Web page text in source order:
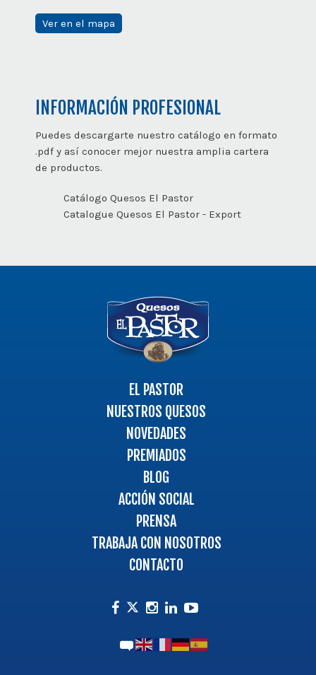
Ver en el mapa
INFORMACIÓN PROFESIONAL
Puedes descargarte nuestro catálogo en formato
.pdf y así conocer mejor nuestra amplia cartera
de productos.
Catálogo Quesos El Pastor
Catalogue Quesos El Pastor - Export
EL PASTOR
NUESTROS QUESOS
NOVEDADES
PREMIADOS
BLOG
ACCIÓN SOCIAL
PRENSA
TRABAJA CON NOSOTROS
CONTACTO
Facebook
TwitterInstagram
LinkedinYoutube